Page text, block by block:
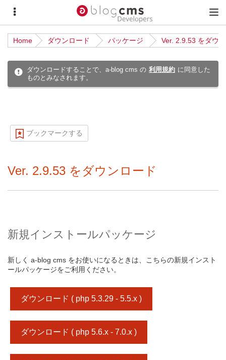
サ
イ
ド
メ
ニ
メ
イ
ン
メ
Home ダウンロード パッケージ Ver. 2.9.53 をダウ
ダウンロードすることで、a-blog cms の 利用規約 に同意した
ものとみなされます。
ブックマークする
Ver. 2.9.53 をダウンロード
新規インストールパッケージ
新しく a-blog cms をお使いになるときは、こちらの新規インスト
ールパッケージをご利用ください。
ダウンロード ( php 5.3.29 - 5.5.x )
ダウンロード ( php 5.6.x - 7.0.x )